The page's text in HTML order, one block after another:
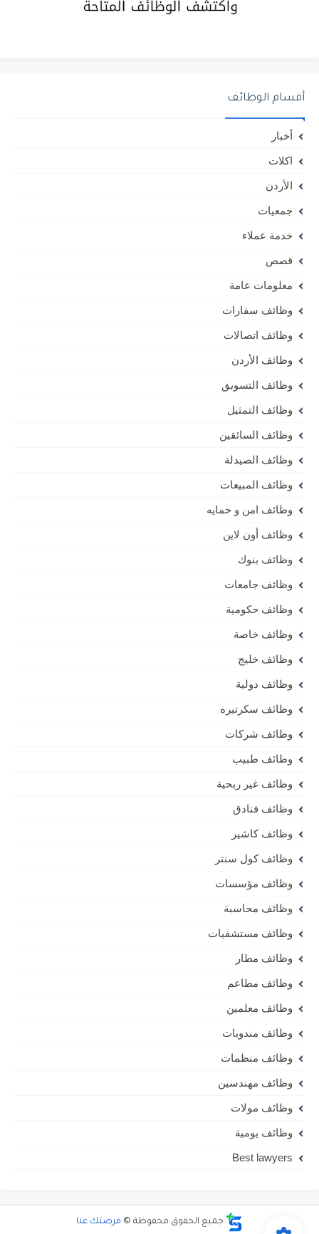
أقسام الوظائف
أخبار
اكلات
الأردن
جمعيات
خدمة عملاء
قصص
معلومات عامة
وظائف سفارات
وظائف اتصالات
وظائف الأردن
وظائف التسويق
وظائف التمثيل
وظائف السائقين
وظائف الصيدلة
وظائف المبيعات
وظائف امن و حمايه
وظائف أون لاين
وظائف بنوك
وظائف جامعات
وظائف حكومية
وظائف خاصة
وظائف خليج
وظائف دولية
وظائف سكرتيره
وظائف شركات
وظائف طبيب
وظائف غير ربحية
وظائف فنادق
وظائف كاشير
وظائف كول سنتر
وظائف مؤسسات
وظائف محاسبة
وظائف مستشفيات
وظائف مطار
وظائف مطاعم
وظائف معلمين
وظائف مندوبات
وظائف منظمات
وظائف مهندسين
وظائف مولات
وظائف يومية
Best lawyers
جميع الحقوق محفوظة © فرصتك عنا